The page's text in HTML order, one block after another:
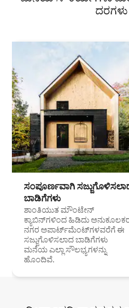
ದರಗಳು
ಸಂಪೂರ್ಣವಾಗಿ
ಬಾಡಿಗೆಗಳು
ಶಾಂತಿಯುತ ಮೌಂಟೇನ್
ಕ್ಯಾಬಿನ್‌ಗಳಿಂದ ಹಿಡಿದು
ನಗರ ಅಪಾರ್ಟ್‌ಮೆಂಟ್‌ಗಳವರೆಗೆ ಈ
ಸಜ್ಜುಗೊಳಿಸಲಾದ ಬಾಡಿಗೆಗಳು
ಮನೆಯ ಎಲ್ಲಾ ಸೌಲಭ್ಯಗಳನ್ನು
ಹೊಂದಿವೆ.